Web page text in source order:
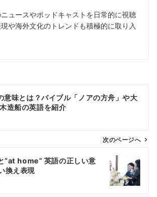
ュースやポッドキャストを日常的に視聴
や海外文化のトレンドも積極的に取り入
意味とは？バイブル「ノアの方舟」や大
造船の英語を紹介
次のページへ
”at home” 英語の正しい意
換え表現